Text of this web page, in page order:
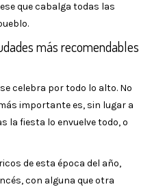
que cabalga todas las
más recomendables
celebra por todo lo alto. No
importante es, sin lugar a
la fiesta lo envuelve todo, o
de esta época del año,
con alguna que otra